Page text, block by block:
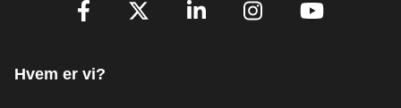
[_General:SocialMediaTitle]
Hvem er vi?